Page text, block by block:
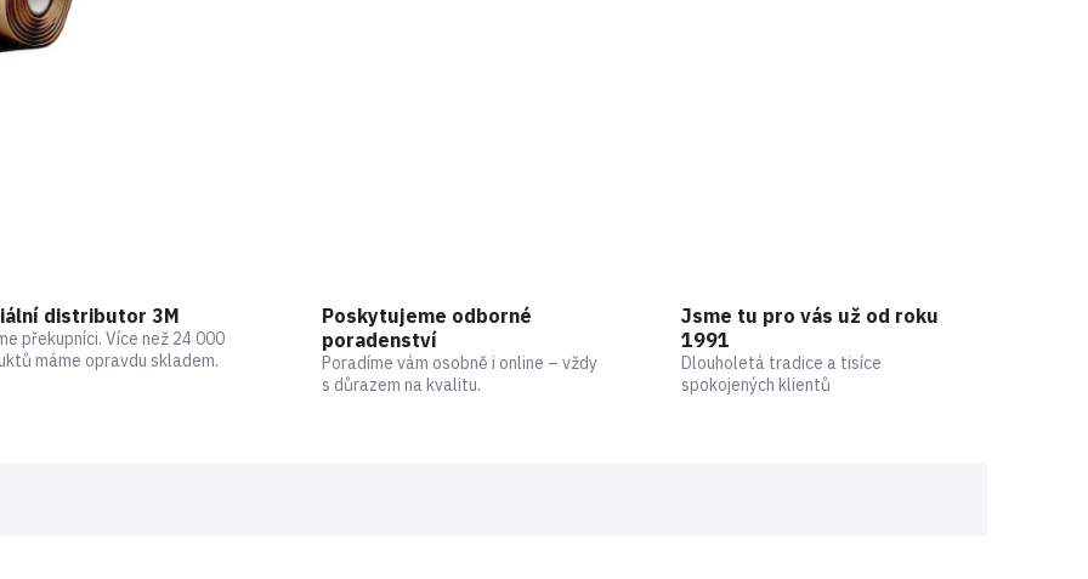
distributor 3M
překupníci. Více než 24 000
máme opravdu skladem.
Poskytujeme odborné
poradenství
Poradíme vám osobně i online – vždy
s důrazem na kvalitu.
Jsme tu pro vás už od roku
1991
Dlouholetá tradice a tisíce
spokojených klientů